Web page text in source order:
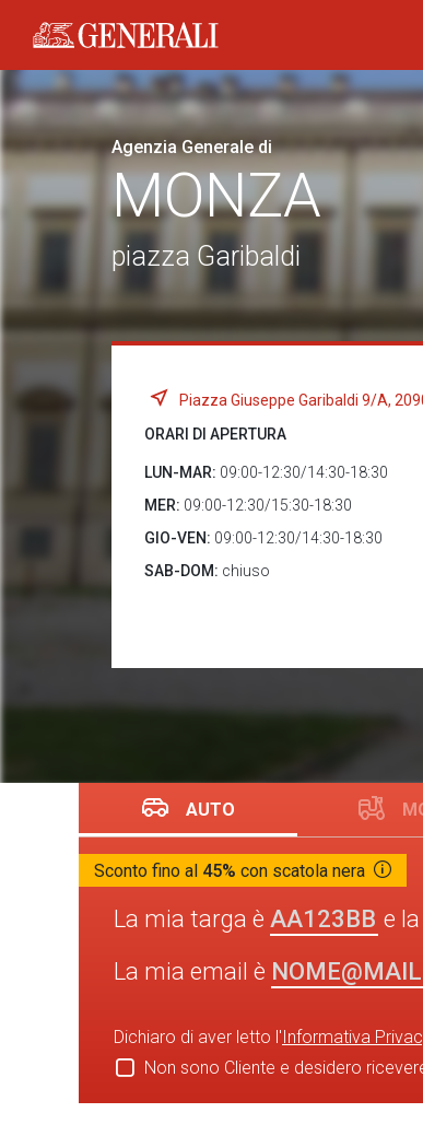
Generali logo
Agenzia Generale di
MONZA
piazza Garibaldi
Piazza Giuseppe Garibaldi 9/A,
ORARI DI APERTURA
LUN-MAR: 09:00-12:30/14:30-18:30
MER: 09:00-12:30/15:30-18:30
GIO-VEN: 09:00-12:30/14:30-18:30
SAB-DOM: chiuso
AUTO
Sconto fino al 45% con scatola nera
La mia targa è e
La mia email è
Dichiaro di aver letto l'Informativa
Non sono Cliente e desidero